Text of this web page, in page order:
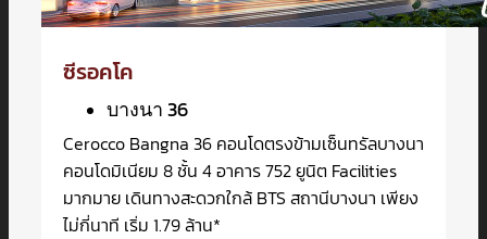
ซีรอคโค
บางนา 36
Cerocco Bangna 36 คอนโดตรงข้ามเซ็นทรัลบางนา
คอนโดมิเนียม 8 ชั้น 4 อาคาร 752 ยูนิต Facilities
มากมาย เดินทางสะดวกใกล้ BTS สถานีบางนา เพียง
ไม่กี่นาที เริ่ม 1.79 ล้าน*